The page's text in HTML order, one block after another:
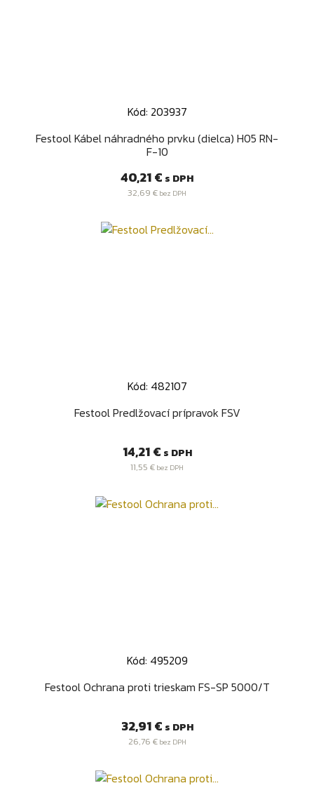
Kód: 203937
Festool Kábel náhradného prvku (dielca) H05 RN-
F-10
Cena
40,21 € s DPH
32,69 € bez DPH
Kód: 482107
Festool Predlžovací prípravok FSV
Cena
14,21 € s DPH
11,55 € bez DPH
Kód: 495209
Festool Ochrana proti trieskam FS-SP 5000/T
Cena
32,91 € s DPH
26,76 €bez DPH